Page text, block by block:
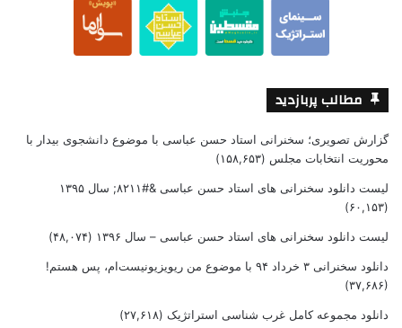
مطالب پربازدید
گزارش تصویری؛ سخنرانی استاد حسن عباسی با موضوع دانشجوی بیدار با
محوریت انتخابات مجلس (۱۵۸,۶۵۳)
لیست دانلود سخنرانی های استاد حسن عباسی &#۸۲۱۱; سال ۱۳۹۵
(۶۰,۱۵۳)
لیست دانلود سخنرانی های استاد حسن عباسی – سال ۱۳۹۶ (۴۸,۰۷۴)
دانلود سخنرانی ۳ خرداد ۹۴ با موضوع من ریویزیونیست‌ام، پس هستم!
(۳۷,۶۸۶)
دانلود مجموعه کامل غرب شناسی استراتژیک (۲۷,۶۱۸)